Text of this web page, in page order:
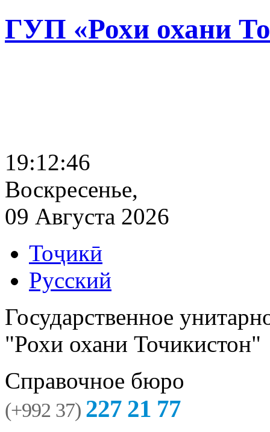
ГУП «Рохи охани
19:12:47
Воскресенье,
09 Августа 2026
Тоҷикӣ
Русский
Государственное
"Рохи охани Точикистон"
Справочное бюро
(+992 37) 227 21 77